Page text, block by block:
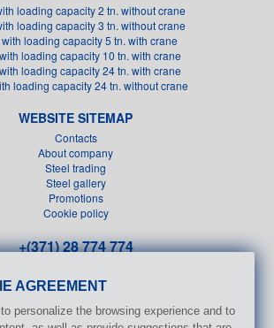
loading capacity 2 tn. without crane
loading capacity 3 tn. without crane
with loading capacity 5 tn. with crane
loading capacity 10 tn. with crane
loading capacity 24 tn. with crane
loading capacity 24 tn. without crane
WEBSITE SITEMAP
Contacts
About company
Steel trading
Steel gallery
Promotions
Cookie policy
+(371) 28 774 774
1B, Riga, LV-1005
AGREEMENT
personalize the browsing experience and to